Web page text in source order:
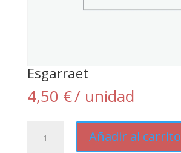
Esgarraet
4,50 €/ unidad
cantidad
Añadir al carrito